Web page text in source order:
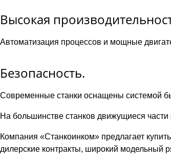
Высокая
Автоматизация процессов и мощные
Безопасность.
Современные станки оснащены системой
На большинстве станков движущиеся
Компания «Станкоинком» предлагает
дилерские контракты, широкий модельный